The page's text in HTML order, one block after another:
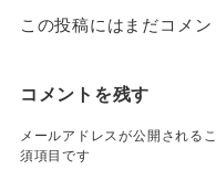
この投稿にはまだコメン
コメントを残す
メールアドレスが公開される
須項目です